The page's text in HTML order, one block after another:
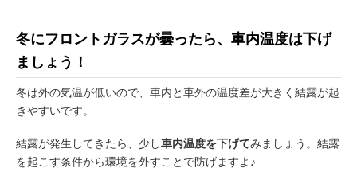
冬にフロントガラスが曇ったら、車内温度は下げ
ましょう！
冬は外の気温が低いので、車内と車外の温度差が大きく結露が起
きやすいです。
結露が発生してきたら、少し車内温度を下げてみましょう。結露
を起こす条件から環境を外すことで防げますよ♪